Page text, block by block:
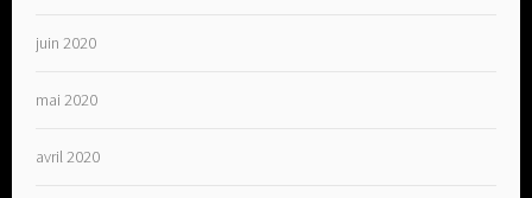
juin 2020
mai 2020
avril 2020